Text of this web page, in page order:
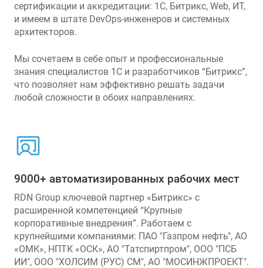
сертификации и аккредитации: 1С, Битрикс, Web, ИТ,
и имеем в штате DevOps-инженеров и системных
архитекторов.
Мы сочетаем в себе опыт и профессиональные
знания специалистов 1С и разработчиков “Битрикс”,
что позволяет нам эффективно решать задачи
любой сложности в обоих направлениях.
9000+ автоматизированных рабочих мест
RDN Group ключевой партнер «Битрикс» с
расширенной компетенцией “Крупные
корпоративные внедрения”. Работаем с
крупнейшими компаниями: ПАО "Газпром нефть", АО
«ОМК», НПТК «ОСК», АО "Татспиртпром", ООО "ПСБ
ИИ", ООО "ХОЛСИМ (РУС) СМ", АО "МОСИНЖПРОЕКТ".